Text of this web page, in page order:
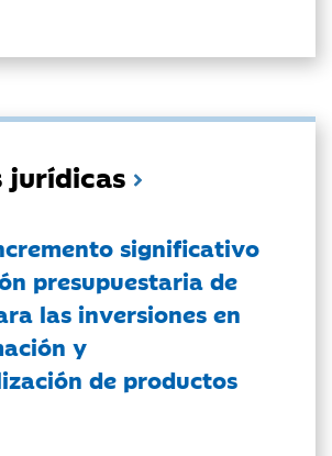
jurídicas
significativo
presupuestaria de
las inversiones en
y
de productos